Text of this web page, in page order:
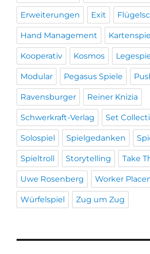
Erweiterungen Exit
Hand Management Kartenspiel
Kooperativ Kosmos
Modular Pegasus Spiele
Ravensburger Reiner Knizia
Schwerkraft-Verlag Set
Solospiel Spielgedanken
Spieltroll Storytelling Take
Uwe Rosenberg Worker
Würfelspiel Zug um Zug